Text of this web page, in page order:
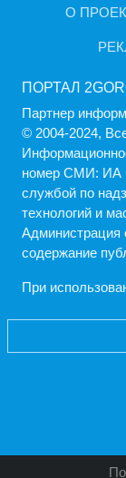
О
ПОРТАЛ
Партнер
© 2004-2024,
номер СМИ: ИА
службой по
технологий и
Администрация
содержание
При